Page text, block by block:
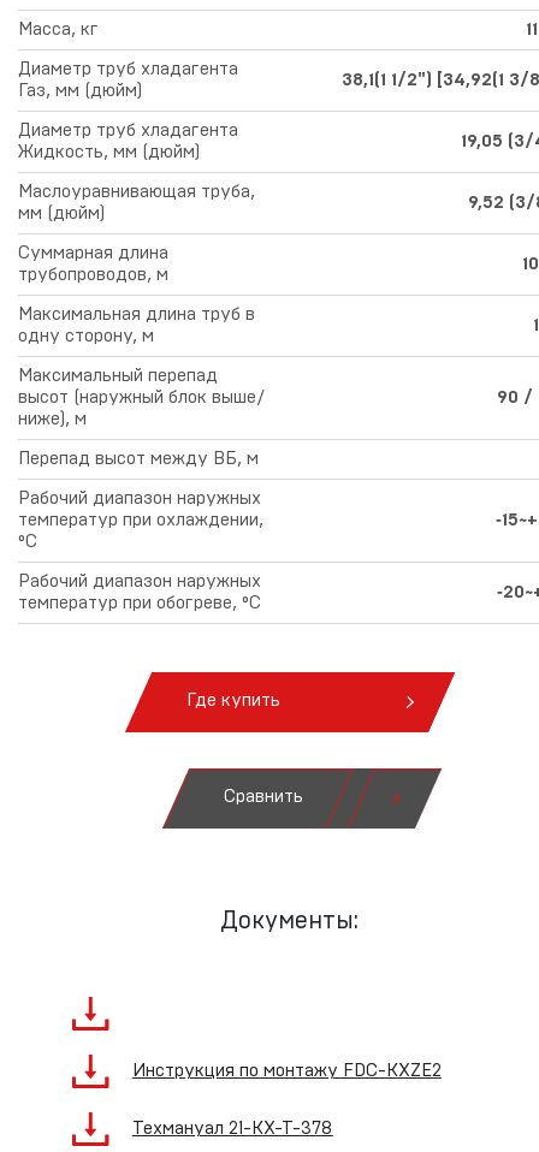
Масса, кг
Диаметр труб хладагента
Газ, мм (дюйм)
38,1(1 1/2") [34,92(1 3/
Диаметр труб хладагента
Жидкость, мм (дюйм)
19,05
Маслоуравнивающая труба,
мм (дюйм)
9,52
Суммарная длина
трубопроводов, м
Максимальная длина труб в
одну сторону, м
Максимальный перепад
высот (наружный блок выше/
ниже), м
90 /
Перепад высот между ВБ, м
Рабочий диапазон наружных
температур при охлаждении,
°С
Рабочий диапазон наружных
температур при обогреве, °С
Где купить
Сравнить
Документы:
Инструкция по монтажу FDC-KXZE2
Техмануал 21-KX-T-378